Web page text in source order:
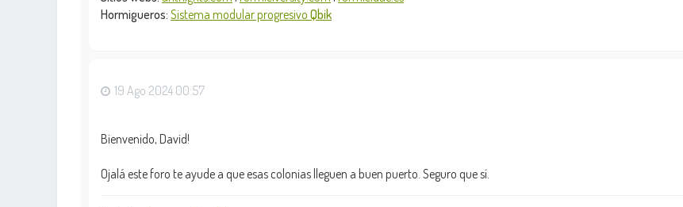
Hormigueros: Sistema modular progresivo Qbik
19 Ago 2024 00:57
Bienvenido, David!
Ojalá este foro te ayude a que esas colonias lleguen a buen puerto. Seguro que sí.